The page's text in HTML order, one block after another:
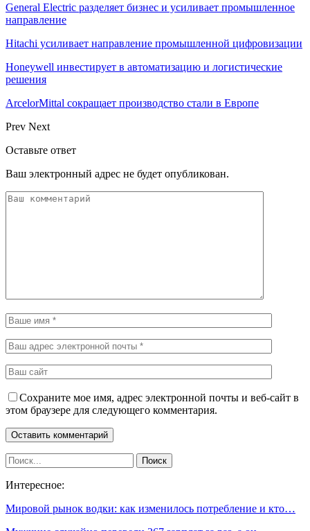
General Electric разделяет бизнес и усиливает промышленное
направление
Hitachi усиливает направление промышленной цифровизации
Honeywell инвестирует в автоматизацию и логистические
решения
ArcelorMittal сокращает производство стали в Европе
Prev Next
Оставьте ответ
Ваш электронный адрес не будет опубликован.
Сохраните мое имя, адрес электронной почты и веб-сайт в
этом браузере для следующего комментария.
Интересное:
Мировой рынок водки: как изменилось потребление и кто…